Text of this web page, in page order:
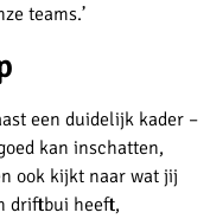
teams.’
een duidelijk kader –
kan inschatten,
ook kijkt naar wat jij
driftbui heeft,